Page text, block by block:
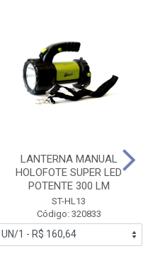
LANTERNA MANUAL
HOLOFOTE SUPER LED
POTENTE 300 LM
ST-HL13
Código: 320833